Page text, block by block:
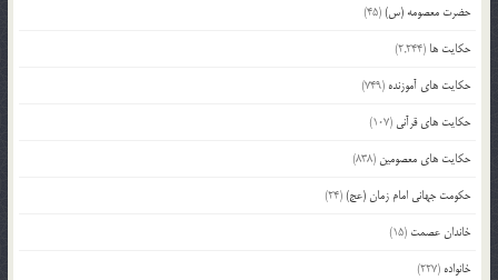
حضرت معصومه (س)(45)
حکایت ها (2,244)
حکایت های آموزنده (749)
حکایت های قرآنی (107)
حکایت های معصومین (838)
حکومت جهانی امام زمان (عج)(24)
خاندان عصمت (15)
خانواده (227)